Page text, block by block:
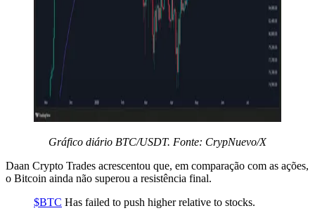
Gráfico diário BTC/USDT. Fonte: CrypNuevo/X
Daan Crypto Trades acrescentou que, em comparação com as ações,
o Bitcoin ainda não superou a resistência final.
$BTC Has failed to push higher relative to stocks.